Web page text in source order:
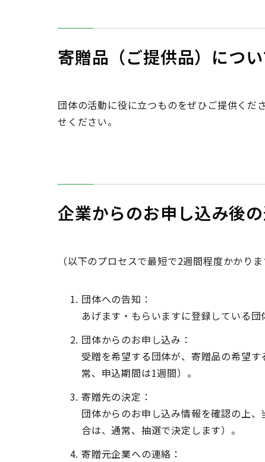
寄贈品（ご提供品）につ
団体の活動に役に立つものをぜひご提供くだ
せください。
企業からのお申し込み後
（以下のプロセスで最短で2週間程度かかりま
団体への告知：
あげます・もらいますに登録している団
団体からのお申し込み：
受贈を希望する団体が、寄贈品の希望
常、申込期間は1週間）。
寄贈先の決定：
団体からのお申し込み情報を確認の上
合は、通常、抽選で決定します）。
寄贈元企業への連絡：